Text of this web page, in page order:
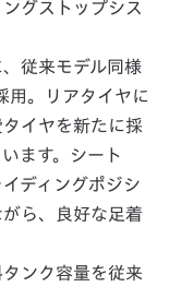
グストップシス
従来モデル同様
用。リアタイヤに
イヤを新たに採
ます。シート
ディングポジシ
ら、良好な足着
ンク容量を従来